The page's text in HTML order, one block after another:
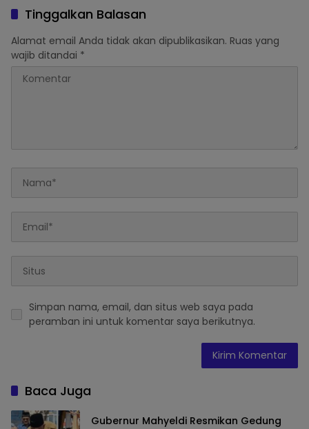
Senam ” Paru Sehat ” Dan
HUT Kota Padang
Pulmonary Update 2025
Tinggalkan Balasan
Alamat email Anda tidak akan dipublikasikan. Ruas yang
wajib ditandai *
Simpan nama, email, dan situs web saya pada
peramban ini untuk komentar saya berikutnya.
Baca Juga
Gubernur Mahyeldi Resmikan Gedung